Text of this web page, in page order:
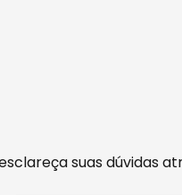
suas dúvidas